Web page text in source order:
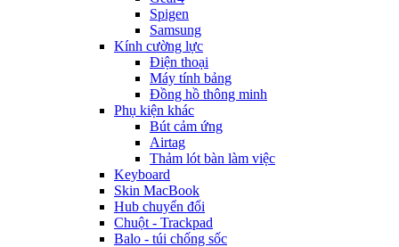
Spigen
Samsung
Kính cường lực
Điện thoại
Máy tính bảng
Đồng hồ thông minh
Phụ kiện khác
Bút cảm ứng
Airtag
Thảm lót bàn làm việc
Keyboard
Skin MacBook
Hub chuyển đổi
Chuột - Trackpad
Balo - túi chống sốc